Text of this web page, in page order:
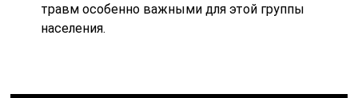
травм особенно важными для этой группы
населения.